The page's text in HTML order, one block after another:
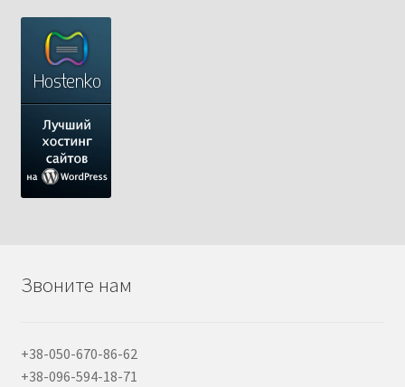
Звоните нам
+38-050-670-86-62
+38-096-594-18-71